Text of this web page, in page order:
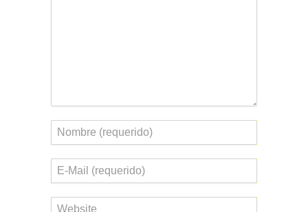
Nombre
Correo
electrónico
Web